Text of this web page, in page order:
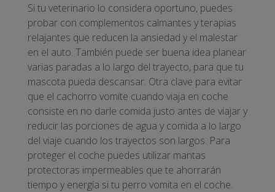
Si tu veterinario lo considera oportuno, puedes
probar con complementos calmantes y terapias
relajantes que reducen la ansiedad y el malestar
en el auto. También puede ser buena idea planear
varias paradas a lo largo del trayecto, para que tu
mascota pueda descansar. Otra clave para evitar
que el cachorro vomite cuando viaja en coche
consiste en no darle comida justo antes de viajar y
reducir las porciones de agua y comida a lo largo
del viaje cuando los trayectos son largos. Para
proteger el coche puedes utilizar mantas
protectoras impermeables que te ahorrarán
tiempo y energía si tu perro vomita en el coche.